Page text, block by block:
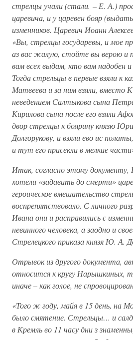
стрелцы учали (стали. – Е. А.)
царевича, и у царевен бояр
изменников. Царевич Иоанн
«Вы, стрелцы государевы, и мое
аз вас жалую, стойте вы верою и
вам всех выдам, кто вам надобен
Тогда стрельцы в первые взяли к
Матвеева и за ним взяли, вместо
неведением Салтыкова сына
Кирилова сына после его взяли
двор стрелцы к боярину князю
Долгорукову, и взяли ево ис
и тут его присекли в мелкие
Итак, согласно этому
хотели «задавить до смерти»
героическое вмешательство
воспрепятствовало. С личного
Ивана они и расправились с
невинного человека, а заодно и
Стрелецкого приказа князя Ю. А.
Отрывок из другого документа,
относится к кругу Нарышкиных,
иначе – как голое, не
«Того ж году, майя в 15 день, на
было смятение. Стрельцы… и
в Кремль во 11 часу дни з